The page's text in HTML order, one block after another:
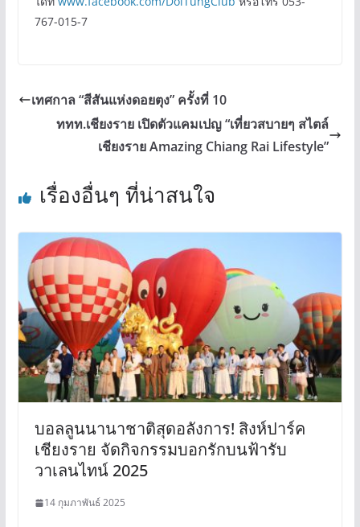
767-015-7
เทศกาล “สีสันแห่งดอยตุง” ครั้งที่ 10
ททท.เชียงราย เปิดตัวแคมเปญ “เที่ยวสบายๆ สไตล์
เชียงราย Amazing Chiang Rai Lifestyle”
เรื่องอื่นๆ ที่น่าสนใจ
บอลลูนนานาชาติสุดอลังการ! สิงห์ปาร์ค
เชียงราย จัดกิจกรรมบอกรักบนฟ้ารับ
วาเลนไทน์ 2025
14 กุมภาพันธ์ 2025